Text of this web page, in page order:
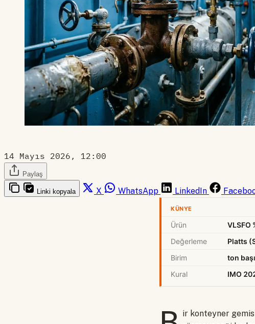
14 Mayıs 2026, 12:00
Paylaş
Linki kopyala X WhatsApp LinkedIn
KÜNYE
Ürün
VLSFO
Değerleme
Platts
Birim
ton
Kural
IMO
ir konteyner